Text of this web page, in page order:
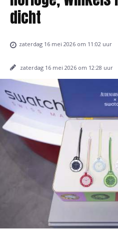
dicht
zaterdag 16 mei 2026 om 11:02 uur
zaterdag 16 mei 2026 om 12:28 uur